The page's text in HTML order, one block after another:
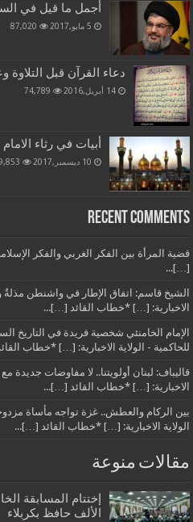
أجمل ما قيل في
5 مايو,2017 87,020
دعاء القرآن قبل التلاوة
14 أبريل,2016 74,789
أبيات في رثاء
10 ديسمبر,2017
Recent Comments
قضية المرأة بين الفكر الغربي والفكر
[…]...
الشيخ قاسم: اتفاق الإطار في واشنطن مذلةٌ
الاخبارية: […] *خطاب القائد […]...
الإمام الخامنئي شخصية فريدة في التاريخ
للحاكمية - الولاية الاخبارية: […] *خطاب
قاليباف: لبنان أولويتنا.. لا مفاوضات جديدة مع
الاخبارية: […] *خطاب القائد […]...
بين الركام والعطش.. غزة تواجه مأساة
الولاية الاخبارية: […] *خطاب القائد […]...
مقالات منوعة
إختتام المسابقة
الألف حافظ بکربلاء